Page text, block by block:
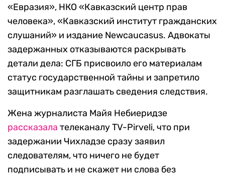
«Евразия», НКО «Кавказский центр прав
человека», «Кавказский институт гражданских
слушаний» и издание Newcaucasus. Адвокаты
задержанных отказываются раскрывать
детали дела: СГБ присвоило его материалам
статус государственной тайны и запретило
защитникам разглашать сведения следствия.
Жена журналиста Майя Небиеридзе
рассказала телеканалу TV-Pirveli, что при
задержании Чихладзе сразу заявил
следователям, что ничего не будет
подписывать и не скажет ни слова без